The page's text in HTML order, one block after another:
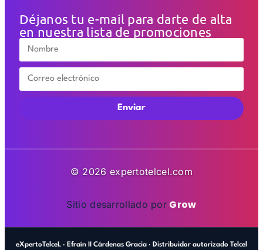
Déjanos tu e-mail para darte de alta
en nuestra lista de promociones
Enviar
© 2026 expertotelcel.com
Sitio desarrollado por Grow
eXpertoTelceL · Efraín II Cárdenas Gracia · Distribuidor autorizado Telcel